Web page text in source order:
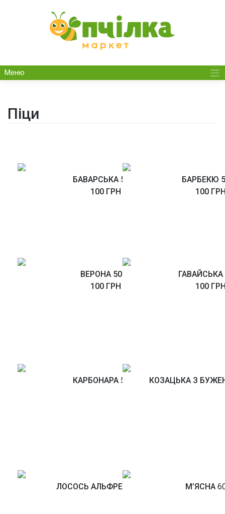
Меню
Піци
БАВАРСЬКА 500Г
100 ГРН
БАРБЕКЮ
100
ВЕРОНА 500Г
100 ГРН
ГАВАЙСЬКА
100
КАРБОНАРА500Г КОЗАЦЬКА З
ЛОСОСЬ АЛЬФРЕДО М’ЯСНА